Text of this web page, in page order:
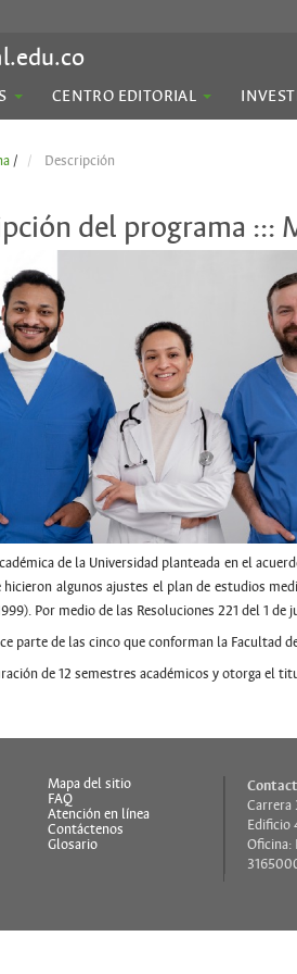
CENTRO EDITORIAL
/ Descripción
del programa :::
de la Universidad planteada en el
hicieron algunos ajustes el plan de estudios
Por medio de las Resoluciones 221 del 1
parte de las cinco que conforman la Facultad
de 12 semestres académicos y otorga el
Mapa del sitio
FAQ
Atención en línea
Contáctenos
Glosario
Carrera
Edificio
Oficina: